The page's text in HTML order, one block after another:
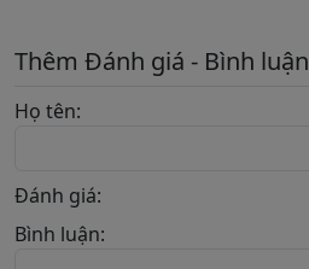
Thêm Đánh giá - Bình luận
Họ tên:
Đánh giá:
Bình luận: